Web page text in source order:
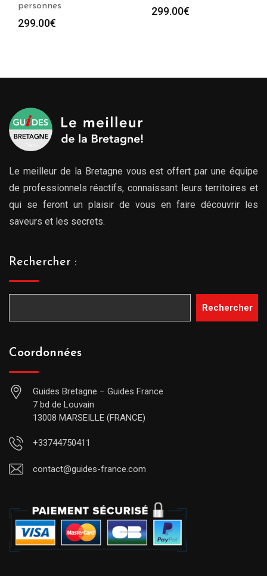
personnes
299.00€
299.00€
Le meilleur de la Bretagne vous est offert par une équipe
de professionnels réactifs, connaissant leurs territoires et
qui se feront un plaisir de vous en faire découvrir les
saveurs et les secrets.
Rechercher :
Rechercher
Coordonnées
Guides Bretagne – Guides France
7 bd de Louvain
13008 MARSEILLE (FRANCE)
+33744750411
contact@guides-france.com